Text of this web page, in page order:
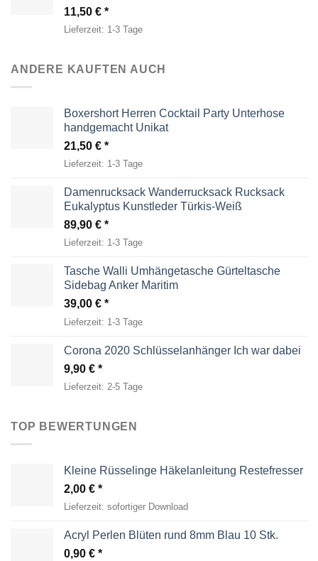
11,50 €
Lieferzeit: 1-3 Tage
ANDERE KAUFTEN AUCH
Boxershort Herren Cocktail Party Unterhose
handgemacht Unikat
21,50 €
Lieferzeit: 1-3 Tage
Damenrucksack Wanderrucksack Rucksack
Eukalyptus Kunstleder Türkis-Weiß
89,90 €
Lieferzeit: 1-3 Tage
Tasche Walli Umhängetasche Gürteltasche
Sidebag Anker Maritim
39,00 €
Lieferzeit: 1-3 Tage
Corona 2020 Schlüsselanhänger Ich war dabei
9,90 €
Lieferzeit: 2-5 Tage
TOP BEWERTUNGEN
Kleine Rüsselinge Häkelanleitung Restefresser
2,00 €
Lieferzeit: sofortiger Download
Acryl Perlen Blüten rund 8mm Blau 10 Stk.
0,90 €